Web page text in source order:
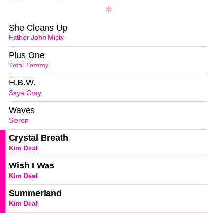
Father John Misty
She Cleans Up
Total Tommy
Plus One
Saya Gray
H.B.W.
Sieren
Waves
Kim Deal
Crystal Breath
Kim Deal
Wish I Was
Kim Deal
Summerland